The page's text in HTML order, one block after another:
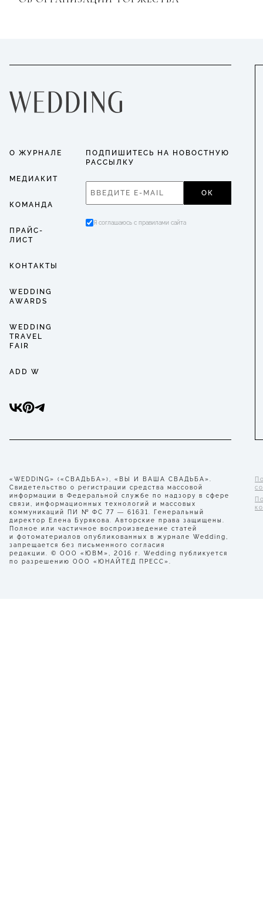
О ЖУРНАЛЕ
МЕДИАКИТ
КОМАНДА
ПРАЙС-
ЛИСТ
КОНТАКТЫ
WEDDING
AWARDS
WEDDING
TRAVEL
FAIR
ADD W
ПОДПИШИТЕСЬ НА НОВОСТНУЮ
РАССЫЛКУ
ОК
Я соглашаюсь с правилами сайта
«WEDDING» («СВАДЬБА»), «ВЫ И ВАША СВАДЬБА».
Свидетельство о регистрации средства массовой
информации в Федеральной службе по надзору в сфере
связи, информационных технологий и массовых
коммуникаций ПИ № ФС 77 — 61631. Генеральный
директор Елена Бурякова. Авторские права защищены.
Полное или частичное воспроизведение статей
и фотоматериалов опубликованных в журнале Wedding,
запрещается без письменного согласия
редакции. © ООО «ЮВМ», 2016 г. Wedding публикуется
по разрешению ООО «ЮНАЙТЕД ПРЕСС».